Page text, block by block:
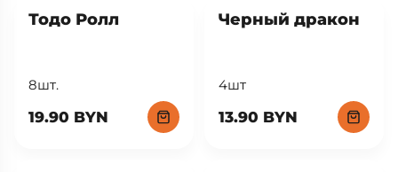
Тодо Ролл
8шт.
19.90 BYN
Черный дракон
4шт
13.90 BYN